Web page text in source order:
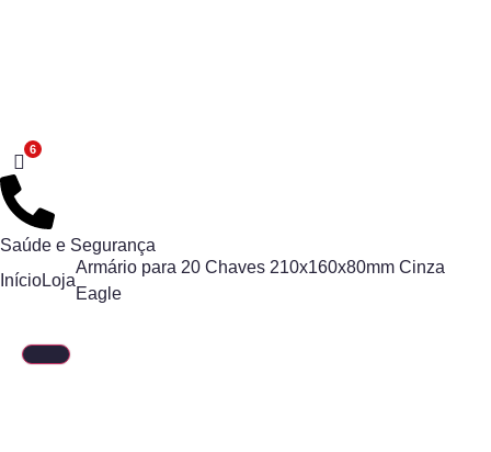
Saúde e Segurança
InícioLoja
Armário para 20 Chaves 210x160x80mm Cinza
Eagle